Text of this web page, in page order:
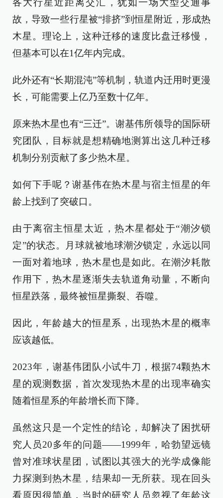
各大行星近距离交汇，犹如一场大型交通事
故，导致一些行星被“排挤”到恒星附近，形成热
木星。理论上，这种迁移的速度比盘迁移慢，
但基本可以在1亿年内完成。
此外还有“长期混沌”等机制，轨道内迁用时更漫
长，可能需要上亿乃至数十亿年。
原来热木星也有“三迁”。谢基伟所领导的国际研
究团队，目标就是想精确地测算出这几种迁移
机制分别贡献了多少热木星。
如何下手呢？谢基伟在热木星与宿主恒星的年
龄上找到了突破口。
由于离宿主恒星太近，热木星都处于“潮汐锁
定”的状态。月球就被地球潮汐锁定，永远以同
一面对着地球，热木星也是如此。在潮汐耗散
作用下，热木星逐渐失去轨道角动量，不断向
恒星跌落，最终被恒星撕裂、吞噬。
因此，年龄越大的恒星系，出现热木星的概率
应该越低。
2023年，谢基伟团队小试牛刀，根据74颗热木
星的观测数据，首次发现热木星的出现率确实
随着恒星系的年龄增长而下降。
虽然这只是一个定性的结论，却解决了困扰研
究人员20多年的问题——1999年，哈勃望远镜
曾对准球状星团，试图以其强大的光学成像能
力探测到热木星，结果却一无所获。现在回头
看原因很简单，当时的研究人员忽视了年龄这